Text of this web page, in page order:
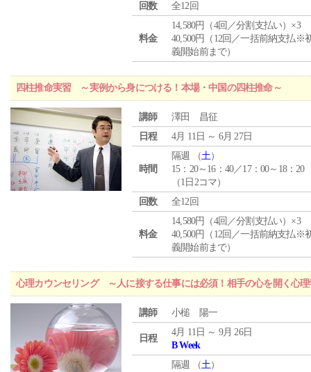
回数
全12回
料金
14,580円（4回／分割支払い）×3
40,500円（12回／一括前納支払※
義開始前まで）
四柱推命実習 ～実例から身につける！本場・中国の四柱推命～
講師
澤田 昌征
日程
4月 11日 ～ 6月 27日
時間
隔週 （土）
15：20～16：40／17：00～18：20
（1日2コマ）
回数
全12回
料金
14,580円（4回／分割支払い）×3
40,500円（12回／一括前納支払※
義開始前まで）
心理カウンセリング ～人に接する仕事には必須！相手の心を開く心理
講師 小槌 陽一
日程
4月 11日 ～ 9月 26日
B Week
隔週 （土）